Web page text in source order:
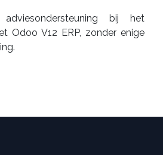
adviesondersteuning bij het
Odoo V12 ERP, zonder enige